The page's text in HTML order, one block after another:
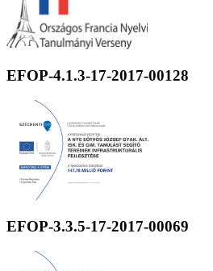
EFOP-4.1.3-17-2017-00128
EFOP-3.3.5-17-2017-00069